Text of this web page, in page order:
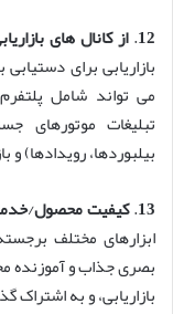
12
.از کانال های
بازاریابی برای
می تواند شامل
تبلیغات موتورهای
بیلبوردها، رویدادها)
13
.کیفیت محصول/
ابزارهای مختلف
بصری جذاب و آموزنده
بازاریابی، و به